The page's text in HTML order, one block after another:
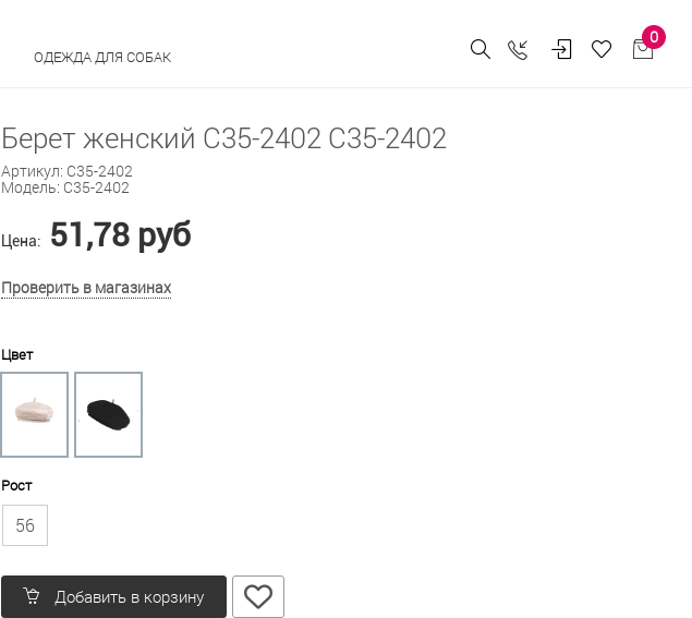
ОДЕЖДА ДЛЯ СОБАК
0
Берет женский C35-2402 C35-2402
Артикул: C35-2402
Модель: C35-2402
Цена: 51,78 руб
Проверить в магазинах
Цвет
Рост
56
Добавить в корзину